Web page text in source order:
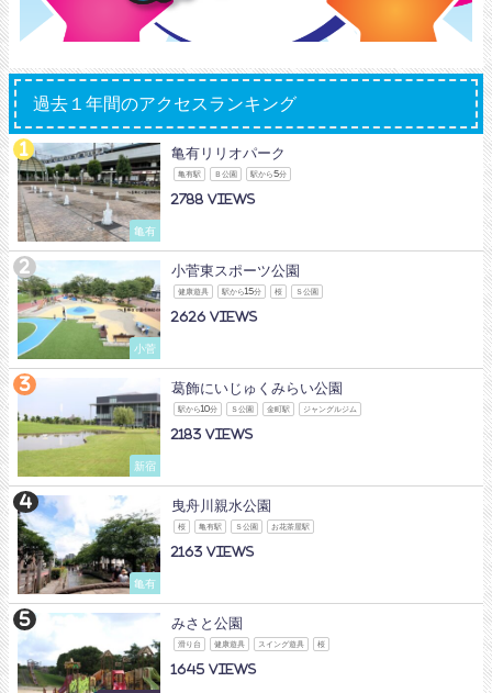
過去１年間のアクセスランキング
亀有
亀有リリオパーク
亀有駅 Ｂ公園 駅から5分
2788
小菅
小菅東スポーツ公園
健康遊具 駅から15分 桜 Ｓ公園
2626
新宿
葛飾にいじゅくみらい公園
駅から10分 Ｓ公園 金町駅 ジャングルジム
2183
亀有
曳舟川親水公園
桜 亀有駅 Ｓ公園 お花茶屋駅
2163
みさと公園
滑り台 健康遊具 スイング遊具 桜
1645